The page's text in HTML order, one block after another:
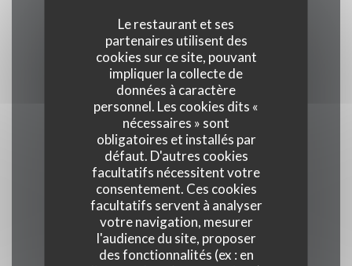
Le restaurant et ses
partenaires utilisent des
cookies sur ce site, pouvant
impliquer la collecte de
données à caractère
personnel. Les cookies dits «
nécessaires » sont
obligatoires et installés par
défaut. D'autres cookies
facultatifs nécessitent votre
consentement. Ces cookies
facultatifs servent à analyser
votre navigation, mesurer
l'audience du site, proposer
des fonctionnalités (ex : en
Française Traditionnelle
Type de restaurant
Restaurant traditionnel
, Restaurant
Services
Accès Wifi, Privatisation
Moyens de paiement